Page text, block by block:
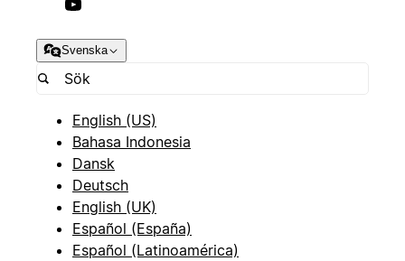
Svenska
English (US)
Bahasa Indonesia
Dansk
Deutsch
English (UK)
Español (España)
Español (Latinoamérica)